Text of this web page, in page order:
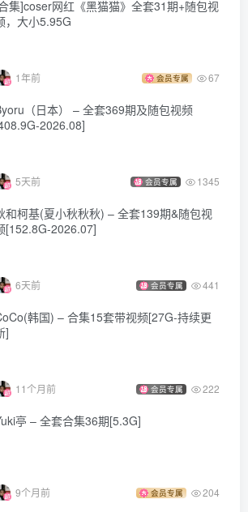
rurudo初音酱[141P-1V-1.71G]
小空天使便利店[115P-1V-1.08G]
雪山 菲伦+芙莉莲 (&橙风千雅)[88P-
交错战线绯俐 [47P2V-732MB]
集]coser网红《黑猫猫》全套31期+随包视
，大小5.95G
1年前 会员专属 67
（日本） – 全套369期及随包视频
2026.08]
5天前 会员专属 1345
和柯基(夏小秋秋秋) – 全套139期&随包视
[152.8G-2026.07]
6天前 会员专属 441
韩国) – 合集15套带视频[27G-持续更
]
11个月前 会员专属 222
亭 – 全套合集36期[5.3G]
9个月前 会员专属 204